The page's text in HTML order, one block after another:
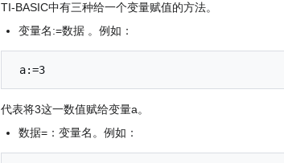
TI-BASIC中有三种给一个变量赋值的方法。
变量名:=数据 。例如：
代表将3这一数值赋给变量a。
数据=：变量名。例如：